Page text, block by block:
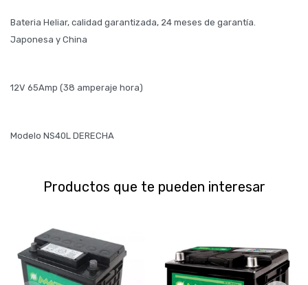
Bateria Heliar, calidad garantizada, 24 meses de garantía.
Japonesa y China
12V 65Amp (38 amperaje hora)
Modelo NS40L DERECHA
Productos que te pueden interesar